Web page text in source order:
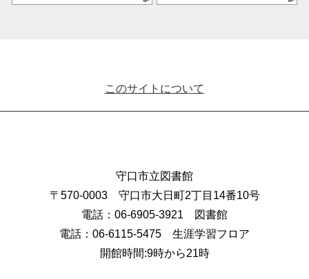
このサイトについて
守口市立図書館
〒570-0003 守口市大日町2丁目14番10号
電話：06-6905-3921 図書館
電話：06-6115-5475 生涯学習フロア
開館時間:9時から21時